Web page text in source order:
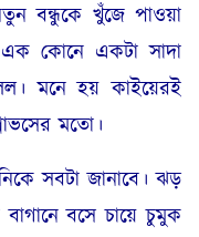
বন্ধুকে খুঁজে পাওয়া
এক কোনে একটা সাদা
মনে হয় কাইয়েরই
মতো।
সবটা জানাবে। ঝড়
বসে চায়ে চুমুক